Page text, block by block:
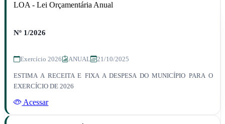
LOA - Lei Orçamentária Anual
Nº 1/2026
Exercício 2026 ANUAL 21/10/2025
ESTIMA A RECEITA E FIXA A DESPESA DO MUNICÍPIO PARA O
EXERCÍCIO DE 2026
Acessar